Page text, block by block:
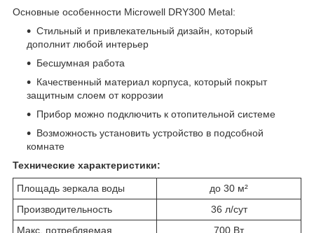
Основные особенности Microwell DRY300 Metal:
Стильный и привлекательный дизайн, который
дополнит любой интерьер
Бесшумная работа
Качественный материал корпуса, который покрыт
защитным слоем от коррозии
Прибор можно подключить к отопительной системе
Возможность установить устройство в подсобной
комнате
Технические характеристики:
Площадь зеркала воды
до 30 м²
Производительность
36 л/сут
Макс. потребляемая
700 Вт